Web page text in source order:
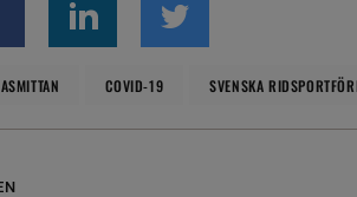
COVID-19 SVENSKA